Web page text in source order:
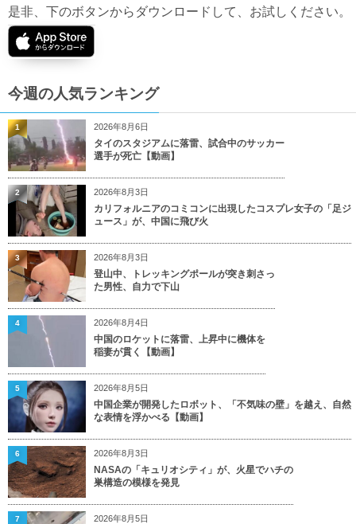
是非、下のボタンからダウンロードして、お試しください。
今週の人気ランキング
2026年8月6日
タイのスタジアムに落雷、試合中のサッカー
選手が死亡【動画】
1
2026年8月3日
カリフォルニアのコミコンに出現したコスプレ女子の「足ジ
ュース」が、中国に飛び火
2
2026年8月3日
登山中、トレッキングポールが突き刺さっ
た男性、自力で下山
3
2026年8月4日
中国のロケットに落雷、上昇中に機体を
稲妻が貫く【動画】
4
2026年8月5日
中国企業が開発したロボット、「不気味の壁」を越え、自然
な表情を浮かべる【動画】
5
2026年8月3日
NASAの「キュリオシティ」が、火星でハチの
巣構造の模様を発見
6
2026年8月5日
7